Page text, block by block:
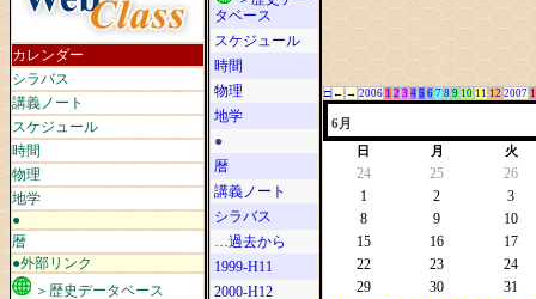
カレンダー
シラバス
講義ノート
スケジュール
時間
物理
地学
●
暦
●外部リンク
＞歴史データベース
タベース
スケジュール
時間
物理
地学
●
暦
講義ノート
シラバス
…過去から
1999-H11
2000-H12
□ ← → 2006 1 2 3 4 5 6 7 8 9 10 11 12 2007 1
6月
日 月 火
24 25
26
1
2
3
8
9
10
15
16
17
22
23
24
29
30 31